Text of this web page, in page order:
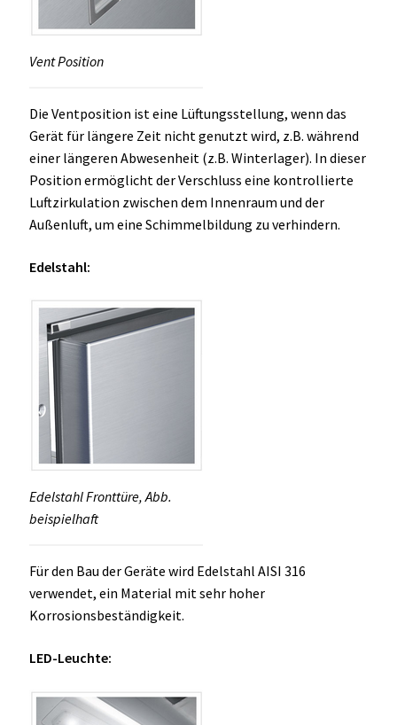
Vent Position
Die Ventposition ist eine Lüftungsstellung, wenn das
Gerät für längere Zeit nicht genutzt wird, z.B. während
einer längeren Abwesenheit (z.B. Winterlager). In dieser
Position ermöglicht der Verschluss eine kontrollierte
Luftzirkulation zwischen dem Innenraum und der
Außenluft, um eine Schimmelbildung zu verhindern.
Edelstahl:
Edelstahl Fronttüre, Abb.
beispielhaft
Für den Bau der Geräte wird Edelstahl AISI 316
verwendet, ein Material mit sehr hoher
Korrosionsbeständigkeit.
LED-Leuchte: